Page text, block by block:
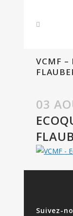
VCMF –
03
Suivez-